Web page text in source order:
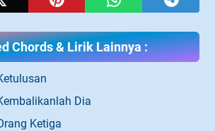
Chords & Lirik Lainnya :
Dia
Ketiga